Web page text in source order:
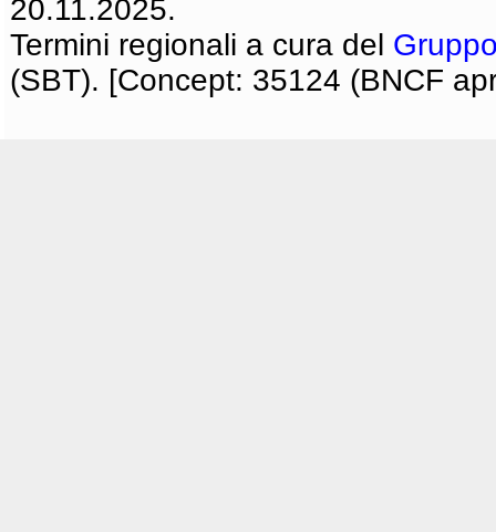
20.11.2025.
Termini regionali a cura del
(SBT). [Concept: 35124 (BNCF